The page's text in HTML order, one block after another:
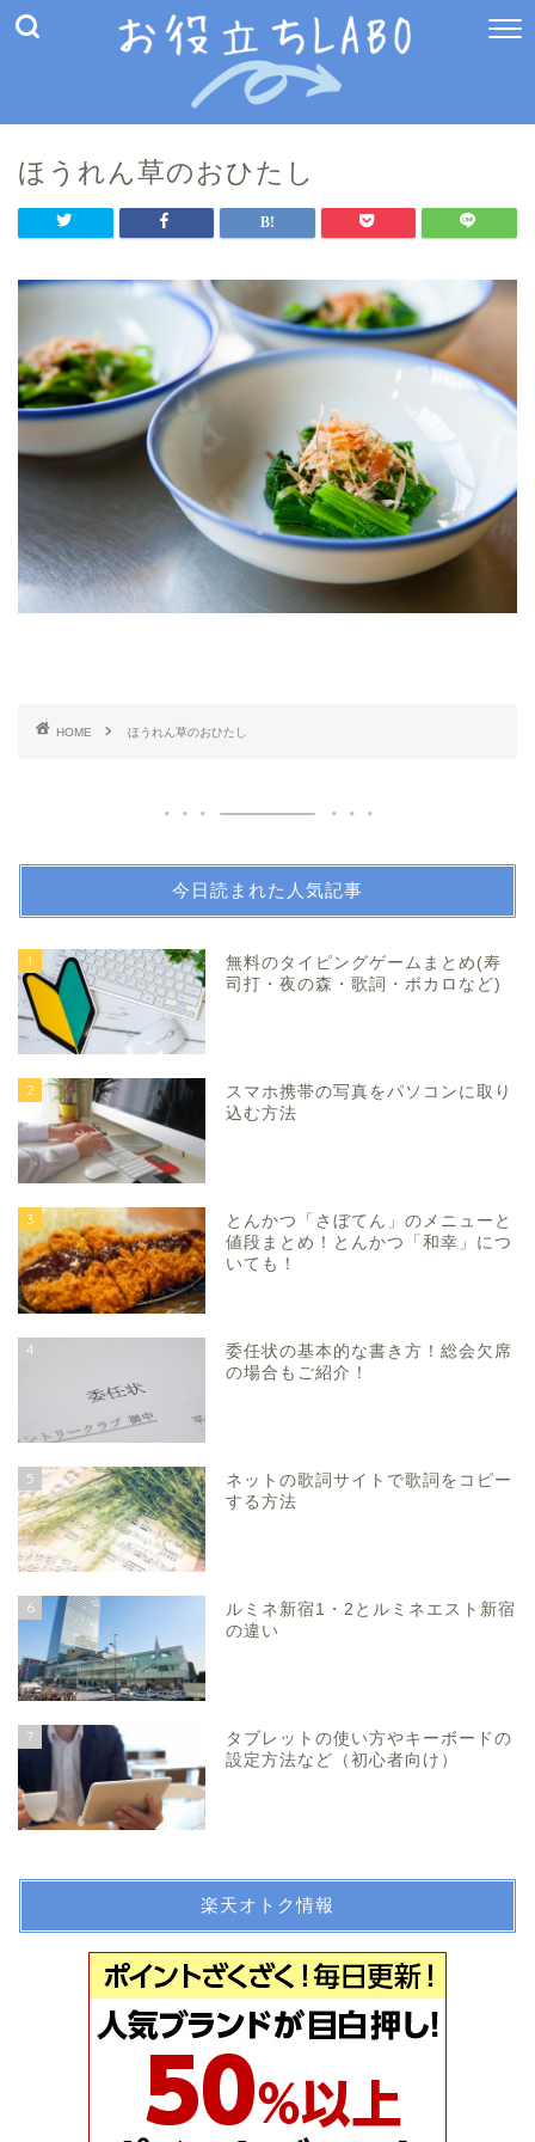
ほうれん草のおひたし
HOME ほうれん草のおひたし
今日読まれた人気記事
1
無料のタイピングゲームまとめ(寿
司打・夜の森・歌詞・ボカロなど)
2
スマホ携帯の写真をパソコンに取り
込む方法
3
とんかつ「さぼてん」のメニューと
値段まとめ！とんかつ「和幸」につ
いても！
4
委任状の基本的な書き方！総会欠席
の場合もご紹介！
5
ネットの歌詞サイトで歌詞をコピー
する方法
6
ルミネ新宿1・2とルミネエスト新宿
の違い
7
タブレットの使い方やキーボードの
設定方法など（初心者向け）
楽天オトク情報